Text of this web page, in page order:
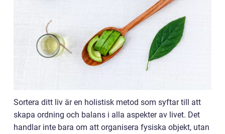
Sortera ditt liv är en holistisk metod som syftar till att
skapa ordning och balans i alla aspekter av livet. Det
handlar inte bara om att organisera fysiska objekt, utan